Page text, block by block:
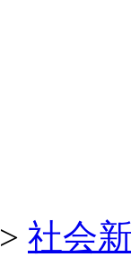
> 社会